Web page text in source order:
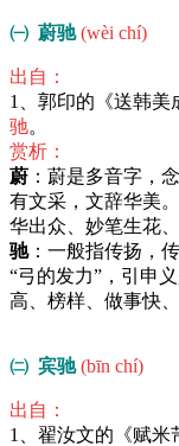
㈠ 蔚驰 (wèi chí)
出自：
1、郭印的《送韩
驰。
赏析：
蔚 ：蔚是多音字，
有文采，文辞华美
华出众、妙笔生花
驰：一般指传扬，
“弓的发力”，引申
高、榜样、做事快
㈡ 宾驰 (bīn chí)
出自：
1、翟汝文的《赋